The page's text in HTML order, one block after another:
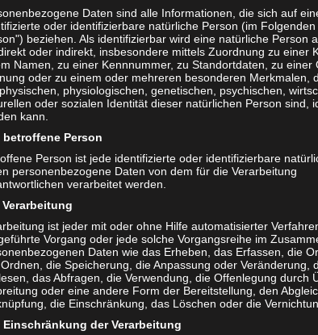
/ERLEBNISTIPPS/KURZTRIP &
/LIFESTYLE /NEWS
2022
Legenden auf der
2022 Messe
HITEC/ KUNST &
NEWS
MAI 20, 2021
Corona
im
Daten sind alle Informationen, die sich auf
oder identifizierbare natürliche Person (im Folgenden
beziehen. Als identifizierbar wird eine natürliche Person
oder indirekt, insbesondere mittels Zuordnung zu einer
Namen, zu einer Kennnummer, zu Standortdaten, zu einer
oder zu einem oder mehreren besonderen Merkmalen,
physiologischen, genetischen, psychischen,
oder sozialen Identität dieser natürlichen Person sind,
kann.
Person
Person ist jede identifizierte oder identifizierbare
personenbezogene Daten von dem für die Verarbeitung
verarbeitet werden.
ist jeder mit oder ohne Hilfe automatisierter
Vorgang oder jede solche Vorgangsreihe im
Daten wie das Erheben, das Erfassen, die
die Speicherung, die Anpassung oder Veränderung,
das Abfragen, die Verwendung, die Offenlegung durch
oder eine andere Form der Bereitstellung, den
die Einschränkung, das Löschen oder die
der Verarbeitung